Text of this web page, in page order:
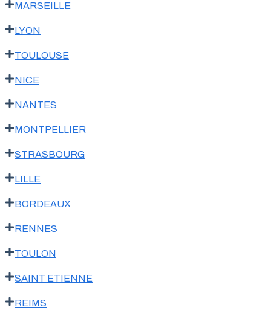
MARSEILLE
LYON
TOULOUSE
NICE
NANTES
MONTPELLIER
STRASBOURG
LILLE
BORDEAUX
RENNES
TOULON
SAINT ETIENNE
REIMS